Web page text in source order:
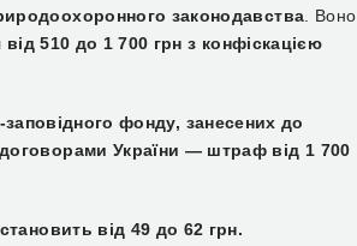
законодавства . Воно
від 510 до 1 700 грн з конфіскацією
фонду, занесених до
України — штраф від 1 700
від 49 до 62 грн.